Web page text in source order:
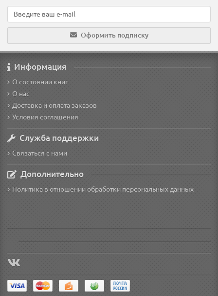
Оформить подписку
Информация
О состоянии книг
О нас
Доставка и оплата заказов
Условия соглашения
Служба поддержки
Связаться с нами
Дополнительно
Политика в отношении обработки персональных данных